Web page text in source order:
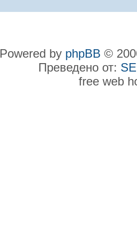
Powered by phpBB ©
Преведено от:
free web